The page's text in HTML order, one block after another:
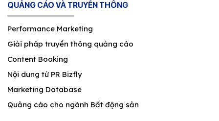
QUẢNG CÁO VÀ TRUYỀN THÔNG
Performance Marketing
Giải pháp truyền thông quảng cáo
Content Booking
Nội dung từ PR Bizfly
Marketing Database
Quảng cáo cho ngành Bất động sản